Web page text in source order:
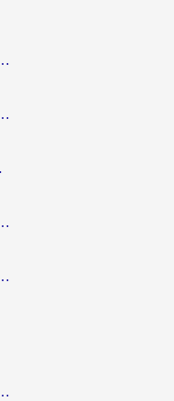
坑！留学生和海外华人的专属解决方案
？这篇攻略帮你告别地域限制
方案
生亲测有效的回国加速方案
留学生亲测有效的回国加速指南
玩终极指南（附3大热门游戏解决妙招）